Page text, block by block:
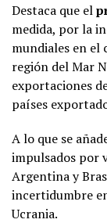
Destaca que el
medida, por la
mundiales en el
región del Mar
exportaciones
países
A lo que se
impulsados por
Argentina y
incertidumbre
Ucrania.